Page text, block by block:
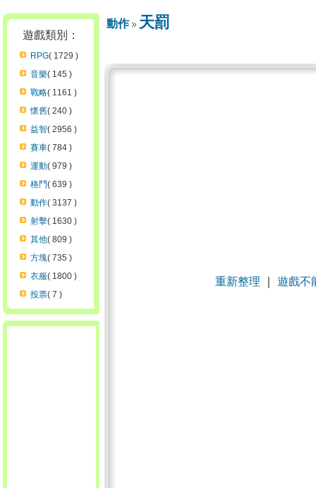
遊戲類別：
RPG( 1729 )
音樂( 145 )
戰略( 1161 )
懷舊( 240 )
益智( 2956 )
賽車( 784 )
運動( 979 )
格鬥( 639 )
動作( 3137 )
射擊( 1630 )
其他( 809 )
方塊( 735 )
衣服( 1800 )
投票( 7 )
動作 天罰
重新整理 遊戲不